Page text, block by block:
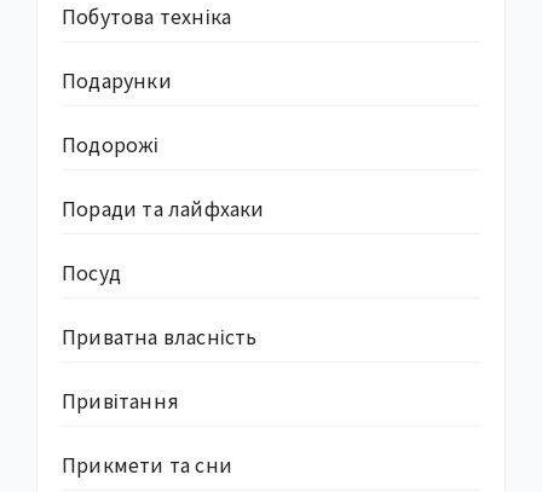
Побутова техніка
Подарунки
Подорожі
Поради та лайфхаки
Посуд
Приватна власність
Привітання
Прикмети та сни